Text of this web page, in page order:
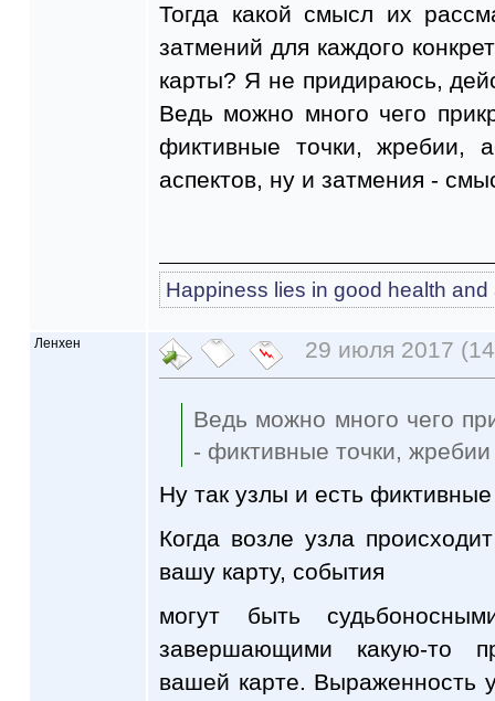
Тогда какой смысл их
затмений для каждого
карты? Я не придираюсь,
Ведь можно много чего
фиктивные точки, жребии,
аспектов, ну и затмения -
Happiness lies in good health and
Ленхен 29 июля 2017
Ведь можно много чего
- фиктивные точки, жребии
Ну так узлы и есть
Когда возле узла
вашу карту, события
могут быть
завершающими какую-то
вашей карте. Выраженность